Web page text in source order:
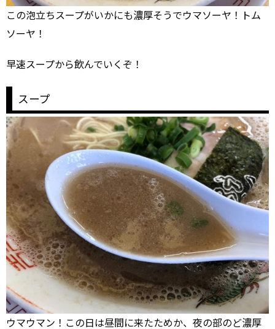
この泡立ちスープがいかにも濃厚そうでウマソーヤ！トム
ソーヤ！
早速スープから飲んでいくぞ！
スープ
ウマウマン！この日は昼間に来たためか、夜の部のど濃厚